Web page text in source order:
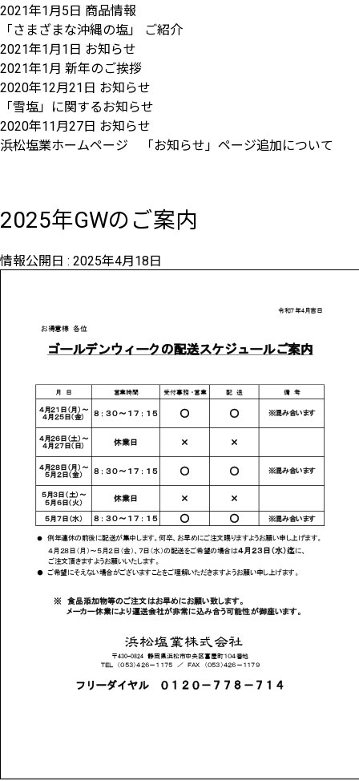
2021年1月5日 商品情報
「さまざまな沖縄の塩」 ご紹介
2021年1月1日 お知らせ
2021年1月 新年のご挨拶
2020年12月21日 お知らせ
「雪塩」に関するお知らせ
2020年11月27日 お知らせ
浜松塩業ホームページ 「お知らせ」ページ追加について
2025年GWのご案内
情報公開日 : 2025年4月18日